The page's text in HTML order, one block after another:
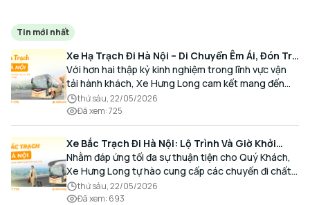
Tin mới nhất
Xe Hạ Trạch Đi Hà Nội – Di Chuyển Êm Ái, Đón Trả
Tận Nơi Cùng Xe Hưng Long
Với hơn hai thập kỷ kinh nghiệm trong lĩnh vực vận
tải hành khách, Xe Hưng Long cam kết mang đến
cho Quý Khách một hành trình di chuyển trọn vẹn,
thoải mái và đúng giờ.
thứ sáu, 22/05/2026
Đã xem:725
Xe Bắc Trạch Đi Hà Nội: Lộ Trình Và Giờ Khởi
Hành Cùng Xe Hưng Long
Nhằm đáp ứng tối đa sự thuận tiện cho Quý Khách,
Xe Hưng Long tự hào cung cấp các chuyến đi chất
lượng cao, an toàn với lịch trình linh hoạt mỗi ngày.
thứ sáu, 22/05/2026
Đã xem: 693